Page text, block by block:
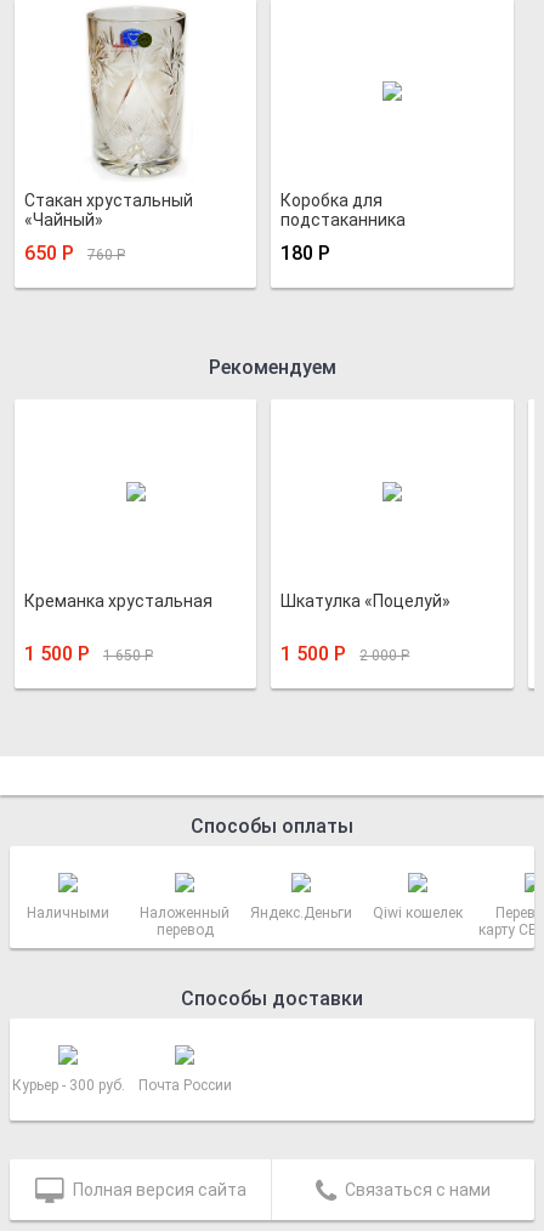
Стакан хрустальный
«Чайный»
650 Р 760Р
Коробка для
подстаканника
180 Р
Рекомендуем
Креманка хрустальная
1 500 Р 1 650Р
Шкатулка «Поцелуй»
1 500 Р 2 000Р
Способы оплаты
Наличными
Наложенный
перевод
Яндекс.Деньги Qiwi кошелек
карту
Способы доставки
Курьер - 300 руб. Почта России
Полная версия сайта Связаться с нами